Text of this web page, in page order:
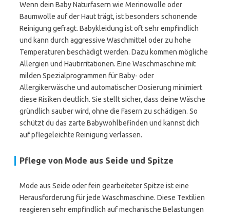
Wenn dein Baby Naturfasern wie Merinowolle oder
Baumwolle auf der Haut trägt, ist besonders schonende
Reinigung gefragt. Babykleidung ist oft sehr empfindlich
und kann durch aggressive Waschmittel oder zu hohe
Temperaturen beschädigt werden. Dazu kommen mögliche
Allergien und Hautirritationen. Eine Waschmaschine mit
milden Spezialprogrammen für Baby- oder
Allergikerwäsche und automatischer Dosierung minimiert
diese Risiken deutlich. Sie stellt sicher, dass deine Wäsche
gründlich sauber wird, ohne die Fasern zu schädigen. So
schützt du das zarte Babywohlbefinden und kannst dich
auf pflegeleichte Reinigung verlassen.
Pflege von Mode aus Seide und Spitze
Mode aus Seide oder fein gearbeiteter Spitze ist eine
Herausforderung für jede Waschmaschine. Diese Textilien
reagieren sehr empfindlich auf mechanische Belastungen